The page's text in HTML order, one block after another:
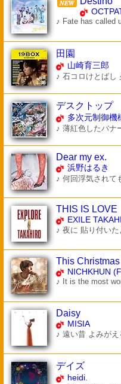
♪ Fate has called
田園
山崎育三郎
♪ 石コロけとばし
デスクトップ
多次元制御機
♪ 薄紅色したバナ
Dear my ex.
浜野はるき
♪ 何回浮気されて
THIS IS LOVE
EXILE
♪ 夜に 貼り付い
This
NICHKHUN
♪ It is the most
Daisy
MISIA
♪ 遠い昔 よみが
デイズ
heidi.